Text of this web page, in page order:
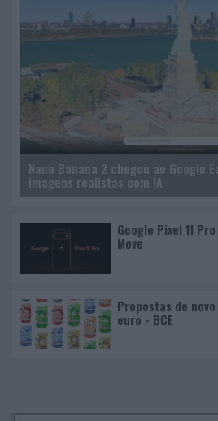
Nano Banana 2 chegou ao Google
imagens realistas com IA
Google Pixel 11
Move
Propostas de
euro - BCE